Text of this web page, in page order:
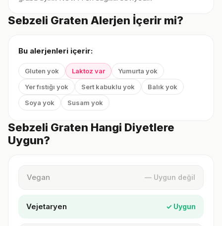
Sebzeli Graten Alerjen İçerir mi?
Bu alerjenleri içerir:
Gluten yok Laktoz var
Yumurta yok
Yer fıstığı yok
Sert kabuklu yok
Balık yok
Soya yok
Susam yok
Sebzeli Graten Hangi Diyetlere
Uygun?
Vegan — Uygun değil
Vejetaryen ✓ Uygun